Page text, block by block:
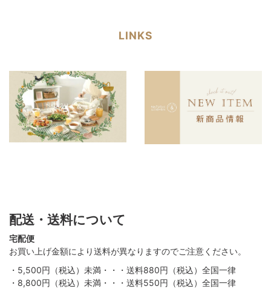
LINKS
配送・送料について
宅配便
お買い上げ金額により送料が異なりますのでご注意ください。
・5,500円（税込）未満・・・送料880円（税込）全国一律
・8,800円（税込）未満・・・送料550円（税込）全国一律